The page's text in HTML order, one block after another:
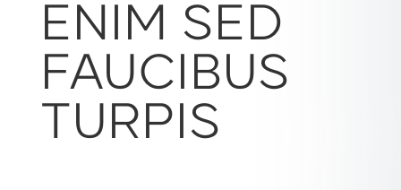
ENIM SED
FAUCIBUS
TURPIS